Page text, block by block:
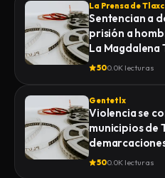
La Prensa de
Sentencian a
prisión a
La Magdalena
500.0K lecturas
Gentetlx
Violencia se
municipios de
homicidios de
500.0K lecturas